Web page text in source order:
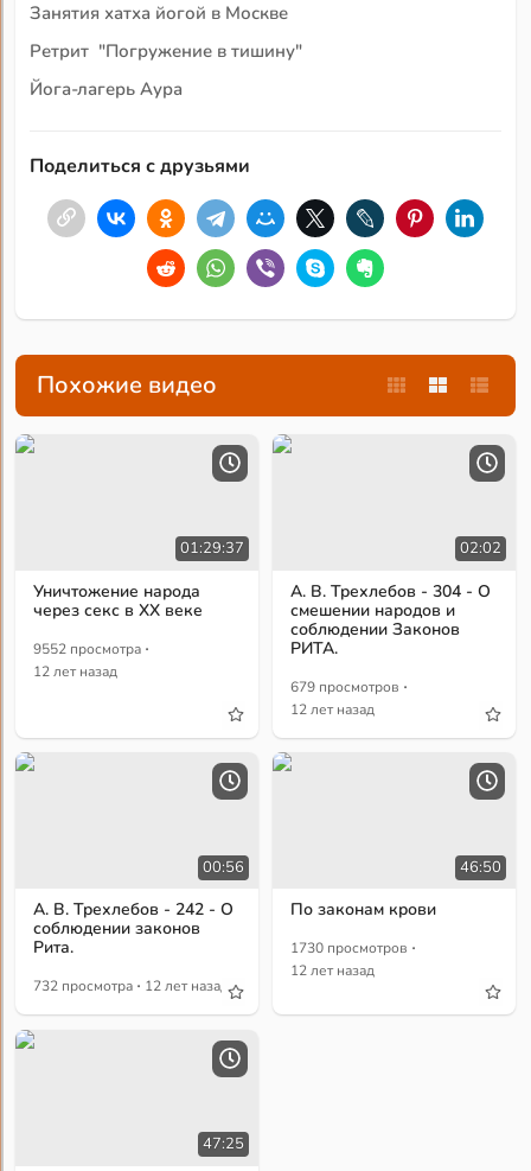
Занятия хатха йогой в Москве
Ретрит "Погружение в тишину"
Йога-лагерь Аура
Поделиться с друзьями
Похожие видео
01:29:37
Уничтожение народа
через секс в XX веке
9552 просмотра ·
12 лет назад
02:02
А. В. Трехлебов - 304 - О
смешении народов и
соблюдении Законов
РИТА.
679 просмотров ·
12 лет назад
00:56
А. В. Трехлебов - 242 - О
соблюдении законов
Рита.
732 просмотра · 12 лет назад
46:50
По законам крови
1730 просмотров ·
12 лет назад
47:25